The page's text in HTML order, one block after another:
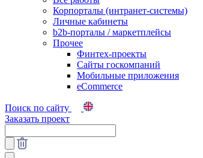
Корпорталы (интранет-системы)
Личные кабинеты
b2b-порталы / маркетплейсы
Прочее
Финтех-проекты
Сайты госкомпаний
Мобильные приложения
eCommerce
Поиск по сайту
Заказать проект